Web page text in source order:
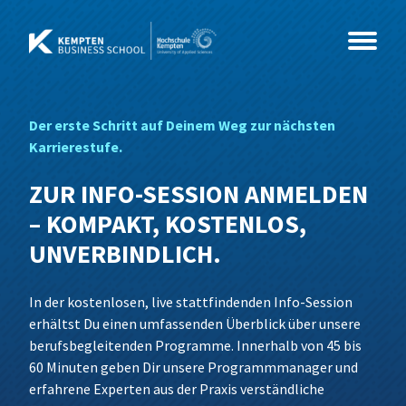
Inhalt
springen
Studium
Master
Beratung, Organisationsentwicklung &
Coaching
Wirtschaftspsychologie
MBA
and Leadership
MBA Future Skills und Führung im Wandel
Weiterbildungs-Check
Kurse
Coaching & Psychologie
Leading Change
Networking & Wirkung
Grundlagen der Wirtschaftspsychologie
Sozialmanagement
IT & Technik
Data Science und Business Analytics
Wirtschaft & Management
Events
Alumni im Dialog
Sales Innovation Forum – 2026
News
Team
Der erste Schritt auf Deinem Weg zur nächsten
Karrierestufe.
ZUR INFO-SESSION ANMELDEN
– KOMPAKT, KOSTENLOS,
UNVERBINDLICH.
In der kostenlosen, live stattfindenden Info-Session
erhältst Du einen umfassenden Überblick über unsere
berufsbegleitenden Programme. Innerhalb von 45 bis
60 Minuten geben Dir unsere Programmmanager und
erfahrene Experten aus der Praxis verständliche